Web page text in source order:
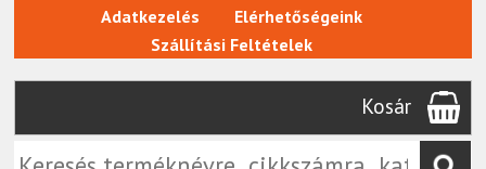
Adatkezelés
Elérhetőségeink
Szállítási Feltételek
Kosár